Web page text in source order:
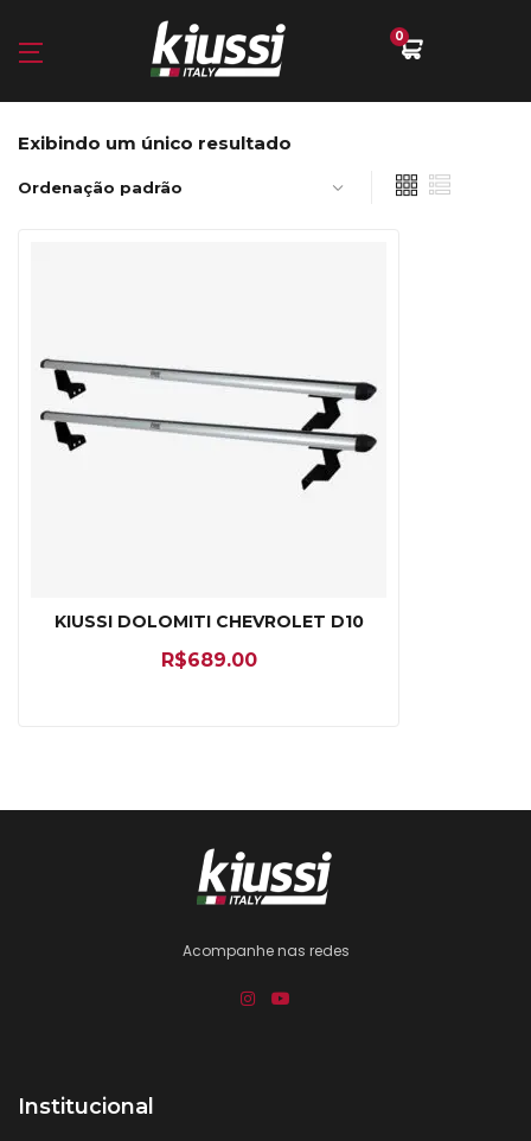
0
Exibindo um único resultado
KIUSSI DOLOMITI CHEVROLET D10
R$689.00
Acompanhe nas redes
Institucional